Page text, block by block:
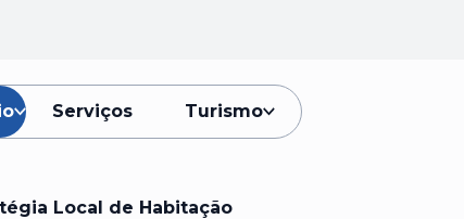
Serviços Turismo
Local de Habitação